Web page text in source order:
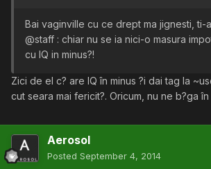
Bai vaginville cu ce drept ma jignesti, ti-
@staff : chiar nu se ia nici-o masura
cu IQ in minus?!
Zici de el c? are IQ în minus ?i dai tag la
cut seara mai fericit?. Oricum, nu ne b?ga în
Aerosol
Posted September 4, 2014